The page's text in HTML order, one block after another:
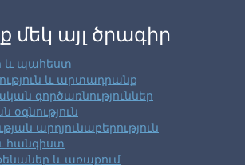
մեկ այլ ծրագիր
և պահեստ
և արտադրանք
գործառնություններ
օգնություն
արդյունաբերություն
հանգիստ
և առաքում